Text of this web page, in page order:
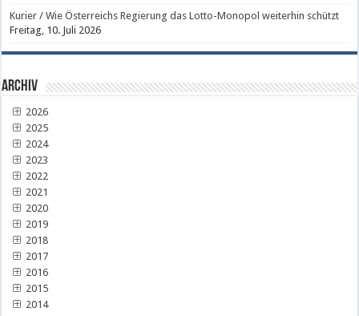
Kurier / Wie Österreichs Regierung das Lotto-Monopol weiterhin schützt
Freitag, 10. Juli 2026
Archiv
2026
2025
2024
2023
2022
2021
2020
2019
2018
2017
2016
2015
2014